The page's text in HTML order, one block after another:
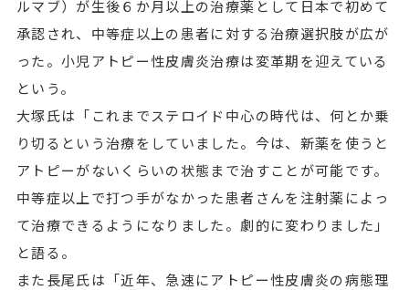
ルマブ）が生後６か月以上の治療薬として日本で初めて
承認され、中等症以上の患者に対する治療選択肢が広が
った。小児アトピー性皮膚炎治療は変革期を迎えている
という。
大塚氏は「これまでステロイド中心の時代は、何とか乗
り切るという治療をしていました。今は、新薬を使うと
アトピーがないくらいの状態まで治すことが可能です。
中等症以上で打つ手がなかった患者さんを注射薬によっ
て治療できるようになりました。劇的に変わりました」
と語る。
また長尾氏は「近年、急速にアトピー性皮膚炎の病態理